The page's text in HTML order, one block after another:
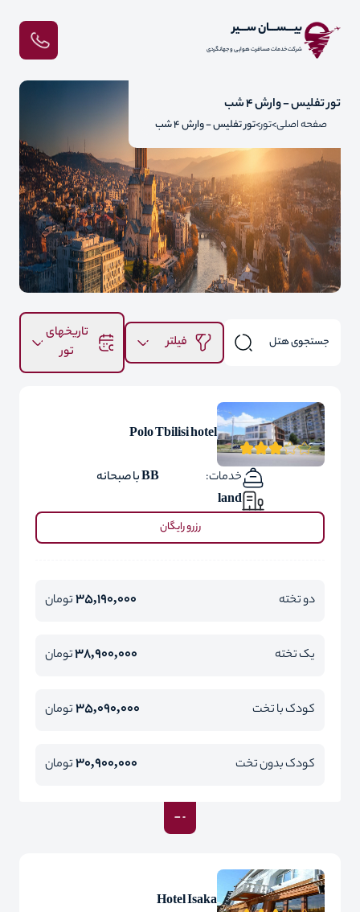
بیـــســـان ســـیر
شرکت خدمات مسافرت هوایی و جهانگردی
تور تفلیس - وارش 4 شب
صفحه اصلی تور تور تفلیس - وارش 4 شب
فیلتر
تاریخهای
تور
Polo Tbilisi hotel
خدمات:
BB با صبحانه
land
رزرو رایگان
دو تخته 35,190,000تومان
یک تخته 38,900,000تومان
کودک با تخت 35,090,000تومان
کودک بدون تخت 30,900,000تومان
Hotel Isaka